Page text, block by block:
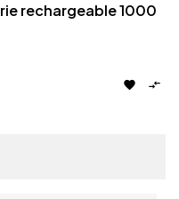
rechargeable 1000
 